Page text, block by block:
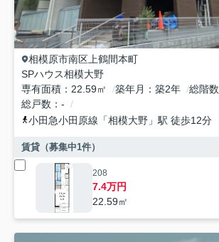
相模原市南区 上鶴間本町
SPハウス相模大野
専有面積
22.59㎡ 築年月 築2年 総階数
総戸数
-
小田急小田原線 「相模大野 」駅 徒歩12分
賃貸（募集中1件）
208
7.4万円
22.59㎡